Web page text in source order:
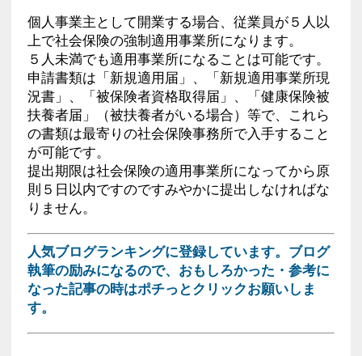
個人事業主として開業する場合、従業員が５人以
上で社会保険の強制適用事業所になります。
５人未満でも適用事業所になることは可能です。
申請書類は「新規適用届」、「新規適用事業所現
況書」、「被保険者資格取得届」、「健康保険被
扶養者届」（被扶養者がいる場合）等で、これら
の書類は最寄りの社会保険事務所で入手すること
が可能です。
提出期限は社会保険の適用事業所になってから原
則５日以内ですのですみやかに提出しなければな
りません。
人気ブログランキングに登録しています。ブログ
執筆の励みになるので、おもしろかった・参考に
なった記事の時はポチっとクリックお願いしま
す。